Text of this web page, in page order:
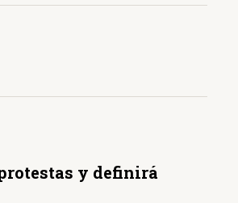
y definirá